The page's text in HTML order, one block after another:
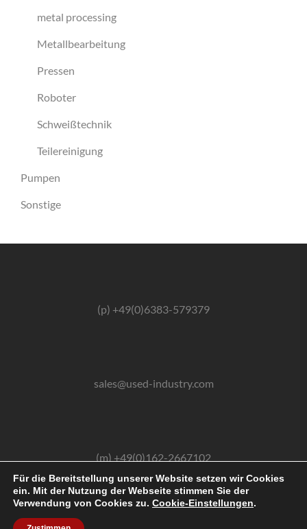
metal processing
Metallbearbeitung
Pressen
Roboter
Schweißtechnik
Teilereinigung
Pumpen
Sonstige
(p) +49(0)6383-579379
sales@used-industry.com
(m) +49(0)162-2667102
Für die Bereitstellung unserer Website setzen wir Cookies
ein. Mit der Nutzung der Webseite stimmen Sie der
Verwendung von Cookies zu. Cookie-Einstellungen.